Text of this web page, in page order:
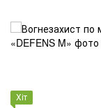
Хіт